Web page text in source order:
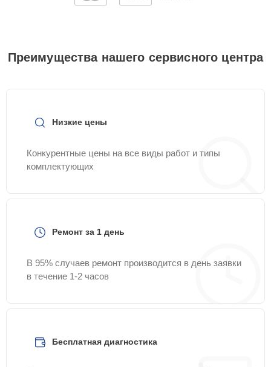
Преимущества нашего сервисного центра
Низкие цены
Конкурентные цены на все виды работ и типы
комплектующих
Ремонт за 1 день
В 95% случаев ремонт производится в день заявки
в течение 1-2 часов
Бесплатная диагностика